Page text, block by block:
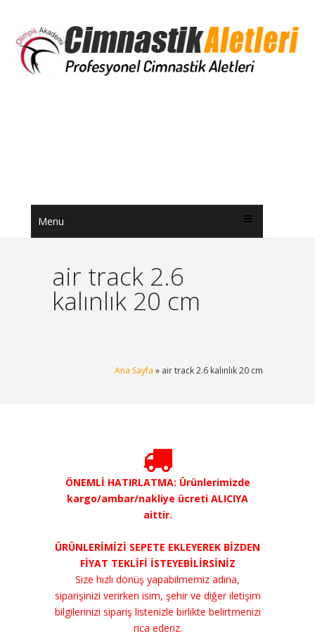
Menu
air track 2.6
kalınlık 20 cm
Ana Sayfa » air track 2.6 kalınlık 20 cm
ÖNEMLİ HATIRLATMA: Ürünlerimizde
kargo/ambar/nakliye ücreti ALICIYA
aittir.
ÜRÜNLERİMİZİ SEPETE EKLEYEREK BİZDEN
FİYAT TEKLİFİ İSTEYEBİLİRSİNİZ
Size hızlı dönüş yapabilmemiz adına,
siparişinizi verirken isim, şehir ve diğer iletişim
bilgilerinizi sipariş listenizle birlikte belirtmenizi
rica ederiz.